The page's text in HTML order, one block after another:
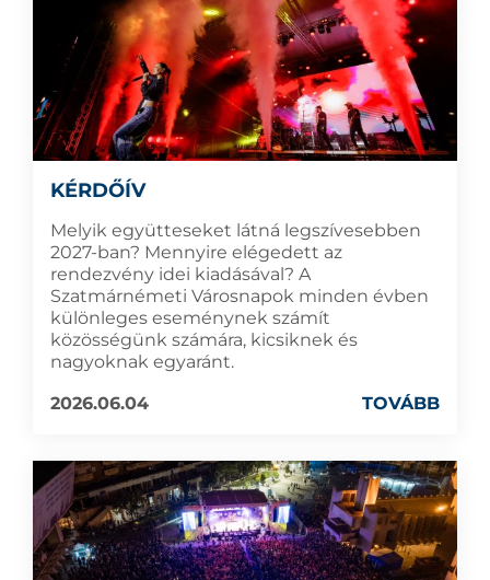
KÉRDŐÍV
Melyik együtteseket látná legszívesebben
2027-ban? Mennyire elégedett az
rendezvény idei kiadásával? A
Szatmárnémeti Városnapok minden évben
különleges eseménynek számít
közösségünk számára, kicsiknek és
nagyoknak egyaránt.
2026.06.04
TOVÁBB